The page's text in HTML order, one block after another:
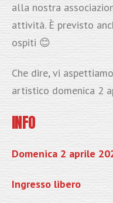
alla nostra
attività. È previsto
ospiti 😊
Che dire, vi
artistico domenica 2
INFO
Domenica 2 aprile
Ingresso libero